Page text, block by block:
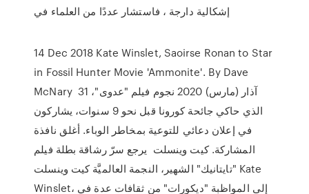
إشكالية دارجة ، فاستشار عددًا من العلماء في
14 Dec 2018 Kate Winslet, Saoirse Ronan to Star
in Fossil Hunter Movie 'Ammonite'. By Dave
McNary 31 آذار (مارس) 2020 نجوم فيلم "عدوى"،
الذي حاكي جائحة كورونا قبل نحو 9 سنوات، يشاركون
في إعلان دعائي للتوعية بمخاطر الوباء. أغلق نافذة
المشاركة. كيت وينسلت يرجع سرّ رشاقة بطلة فيلم
"تايتانيك" الشهير، النجمة العالميَّة كيت وينسلت Kate
Winslet، إلى المواظبة "ديكورات" من ثقافات عدة في